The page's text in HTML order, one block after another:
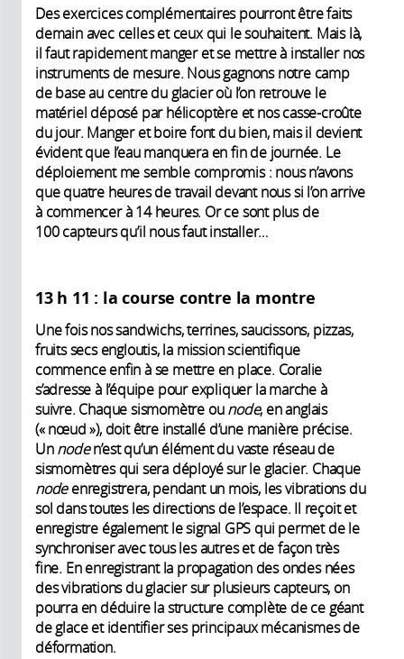
Des exercices complémentaires pourront être faits
demain avec celles et ceux qui le souhaitent. Mais là,
il faut rapidement manger et se mettre à installer nos
instruments de mesure. Nous gagnons notre camp
de base au centre du glacier où l’on retrouve le
matériel déposé par hélicoptère et nos casse-croûte
du jour. Manger et boire font du bien, mais il devient
évident que l’eau manquera en fin de journée. Le
déploiement me semble compromis : nous n’avons
que quatre heures de travail devant nous si l’on arrive
à commencer à 14 heures. Or ce sont plus de
100 capteurs qu’il nous faut installer…
13 h 11 : la course contre la montre
Une fois nos sandwichs, terrines, saucissons, pizzas,
fruits secs engloutis, la mission scientifique
commence enfin à se mettre en place. Coralie
s’adresse à l’équipe pour expliquer la marche à
suivre. Chaque sismomètre ounode, en anglais
(« nœud »), doit être installé d’une manière précise.
Unnoden’est qu’un élément du vaste réseau de
sismomètres qui sera déployé sur le glacier. Chaque
nodeenregistrera, pendant un mois, les vibrations du
sol dans toutes les directions de l’espace. Il reçoit et
enregistre également le signal GPS qui permet de le
synchroniser avec tous les autres et de façon très
fine. En enregistrant la propagation des ondes nées
des vibrations du glacier sur plusieurs capteurs, on
pourra en déduire la structure complète de ce géant
de glace et identifier ses principaux mécanismes de
déformation.